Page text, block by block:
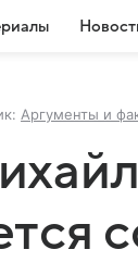
Аргументы и